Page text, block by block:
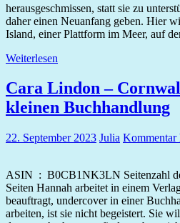
herausgeschmissen, statt sie zu
daher einen Neuanfang geben. Hier
Island, einer Plattform im Meer, auf
Weiterlesen
Cara Lindon –
kleinen Buchhandlung
22. September 2023 Julia Kommentar
ASIN ‏ : ‎ B0CB1NK3LN Seitenzahl der Print-Ausgabe ‏ : ‎ 237
Seiten Hannah arbeitet in einem
beauftragt, undercover in einer
arbeiten, ist sie nicht begeistert. Sie